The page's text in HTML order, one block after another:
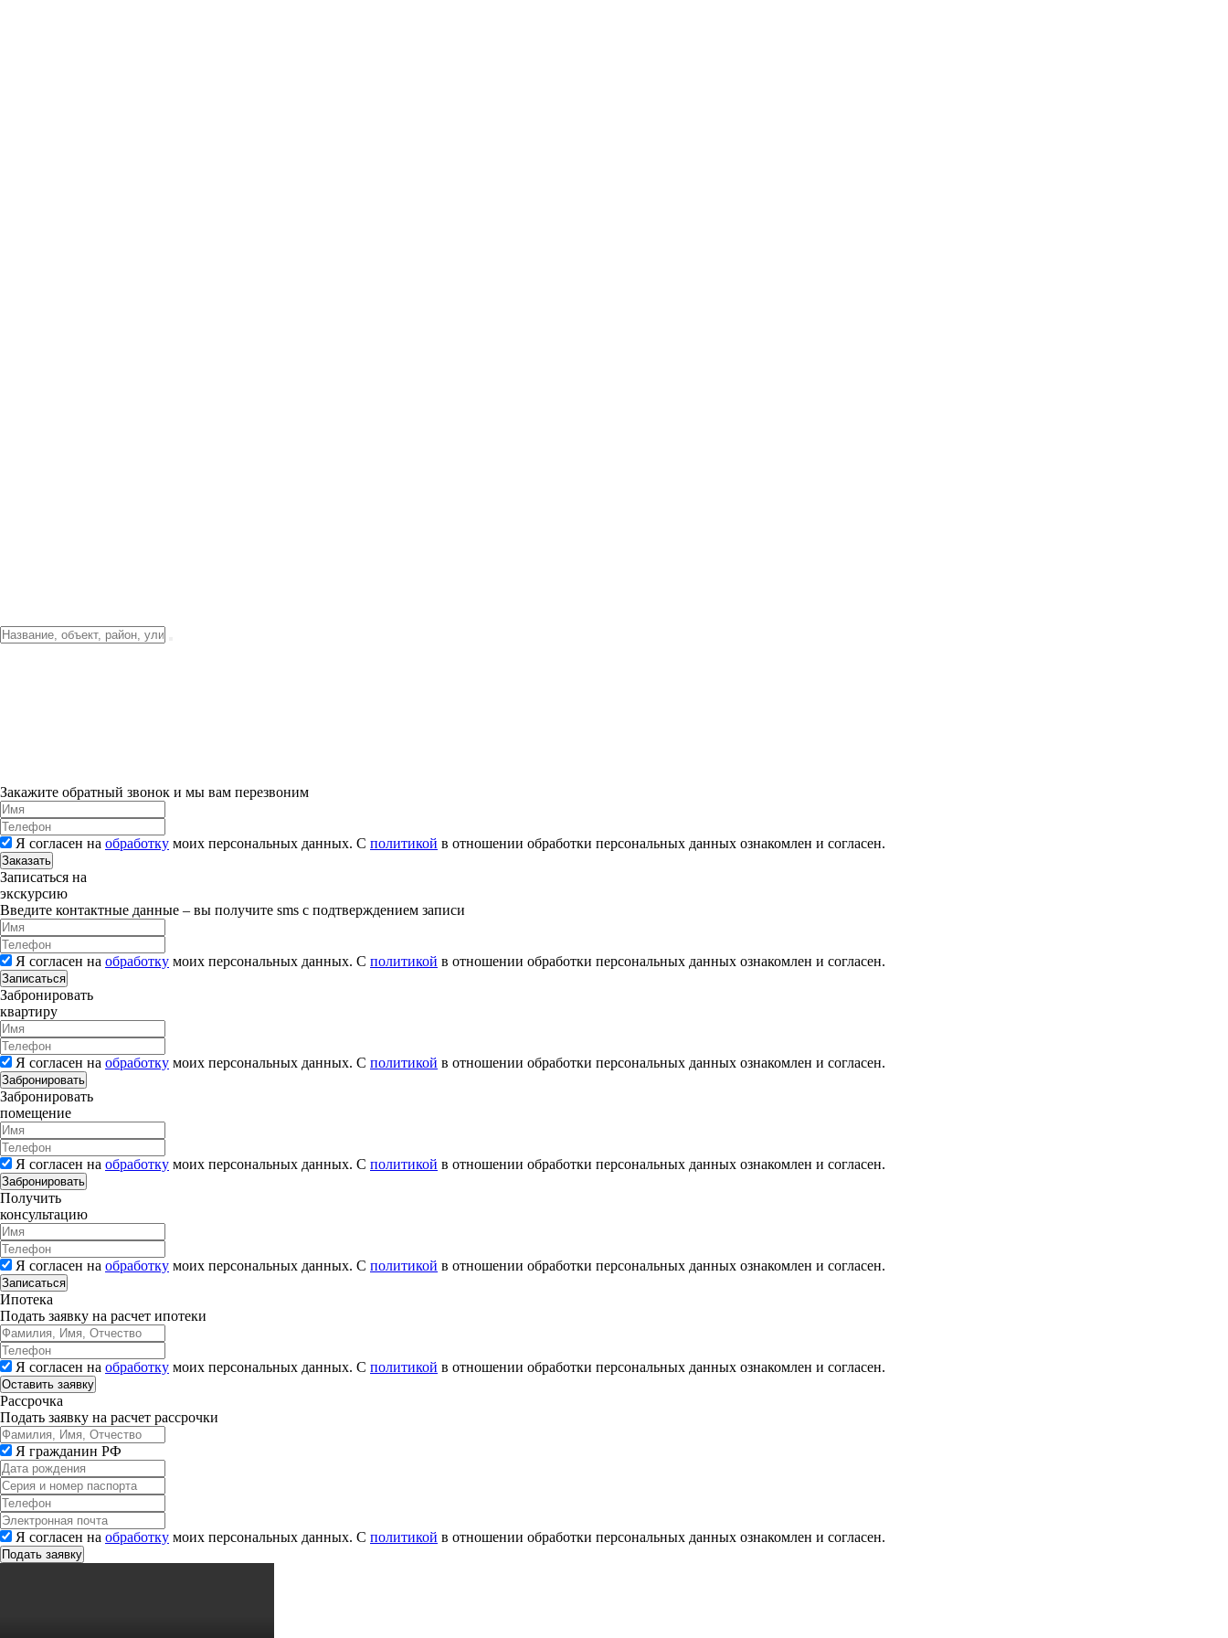
Закажите обратный звонок и мы вам перезвоним
Я согласен на обработку моих персональных данных. С политикой в отношении обработки персональных данных ознакомлен и согласен.
Заказать
Записаться на
экскурсию
Введите контактные данные – вы получите sms с подтверждением записи
Я согласен на обработку моих персональных данных. С политикой в отношении обработки персональных данных ознакомлен и согласен.
Записаться
Забронировать
квартиру
Я согласен на обработку моих персональных данных. С политикой в отношении обработки персональных данных ознакомлен и согласен.
Забронировать
Забронировать
помещение
Я согласен на обработку моих персональных данных. С политикой в отношении обработки персональных данных ознакомлен и согласен.
Забронировать
Получить
консультацию
Я согласен на обработку моих персональных данных. С политикой в отношении обработки персональных данных ознакомлен и согласен.
Записаться
Ипотека
Подать заявку на расчет ипотеки
Я согласен на обработку моих персональных данных. С политикой в отношении обработки персональных данных ознакомлен и согласен.
Рассрочка
Подать заявку на расчет рассрочки
Я гражданин РФ
Я согласен на обработку моих персональных данных. С политикой в отношении обработки персональных данных ознакомлен и согласен.